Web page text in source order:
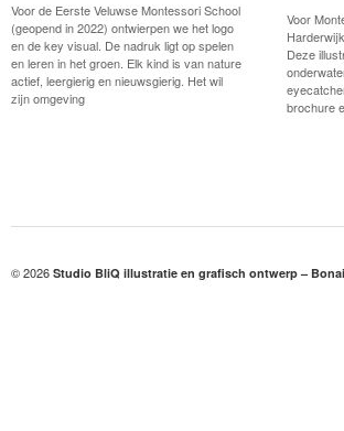
Voor de Eerste Veluwse Montessori School
(geopend in 2022) ontwierpen we het logo
en de key visual. De nadruk ligt op spelen
en leren in het groen. Elk kind is van nature
actief, leergierig en nieuwsgierig. Het wil
zijn omgeving
Voor
Deze
brochure
© 2026 Studio BliQ illustratie en grafisch ontwerp –